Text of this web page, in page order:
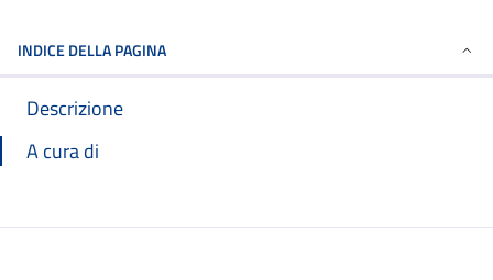
INDICE DELLA PAGINA
Descrizione
A cura di